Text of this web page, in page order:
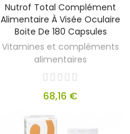
Nutrof Total Complément
Alimentaire À Visée Oculaire
Boite De 180 Capsules
Vitamines et compléments
alimentaires
68,16 €